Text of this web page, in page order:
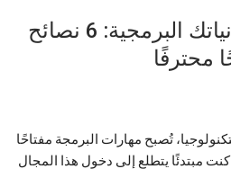
إطلاق العنان لإمكانياتك البرمجية: 6 نصائح
محترفًا
تُصبح مهارات البرمجة مفتاحًا
مبتدئًا يتطلع إلى دخول هذا المجال